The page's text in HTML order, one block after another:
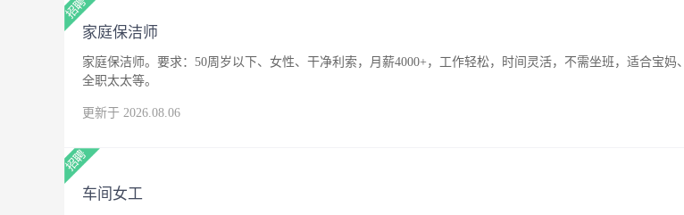
家庭保洁师
家庭保洁师。要求：50周岁以下、女性、干净利索，月薪4000+，工作轻松，时间灵活，不需坐班，适合宝妈、
全职太太等。
更新于 2026.08.06
车间女工